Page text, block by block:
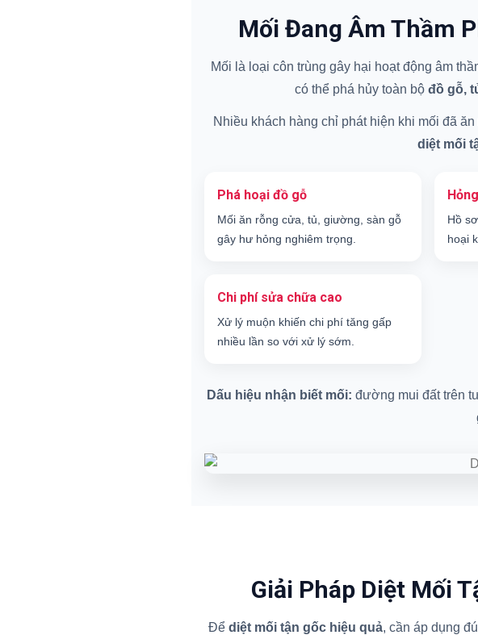
Mối Đang Âm Thầm
Mối là loại côn trùng gây hại hoạt động âm
có thể phá hủy toàn bộ đồ gỗ,
Nhiều khách hàng chỉ phát hiện khi mối đã
diệt mối
Phá hoại đồ gỗ
Mối ăn rỗng cửa, tủ, giường, sàn gỗ
gây hư hỏng nghiêm trọng.
Hồ
hoại
Chi phí sửa chữa cao
Xử lý muộn khiến chi phí tăng gấp
nhiều lần so với xử lý sớm.
Dấu hiệu nhận biết mối: đường mui đất trên
Giải Pháp Diệt Mối
Để diệt mối tận gốc hiệu quả, cần áp dụng